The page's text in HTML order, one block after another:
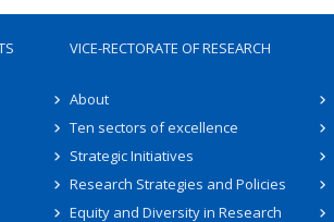
VICE-RECTORATE OF RESEARCH
About
Ten sectors of excellence
Strategic Initiatives
Research Strategies and Policies
Equity and Diversity in Research